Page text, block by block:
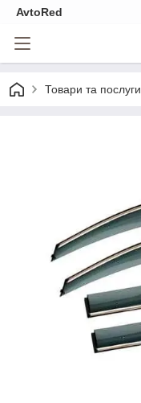
AvtoRed
Товари та послуги